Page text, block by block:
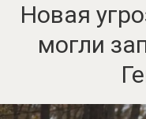
Новая
могли